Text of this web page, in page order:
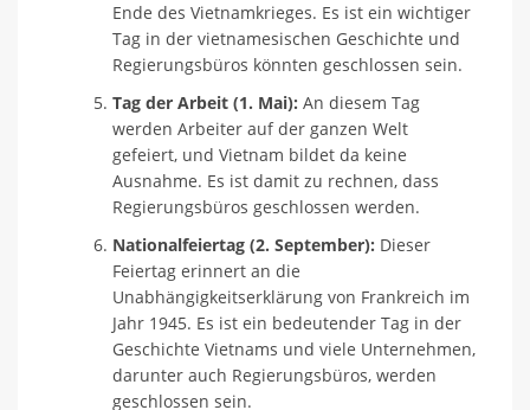
Ende des Vietnamkrieges. Es ist ein wichtiger
Tag in der vietnamesischen Geschichte und
Regierungsbüros könnten geschlossen sein.
Tag der Arbeit (1. Mai): An diesem Tag
werden Arbeiter auf der ganzen Welt
gefeiert, und Vietnam bildet da keine
Ausnahme. Es ist damit zu rechnen, dass
Regierungsbüros geschlossen werden.
Nationalfeiertag (2. September): Dieser
Feiertag erinnert an die
Unabhängigkeitserklärung von Frankreich im
Jahr 1945. Es ist ein bedeutender Tag in der
Geschichte Vietnams und viele Unternehmen,
darunter auch Regierungsbüros, werden
geschlossen sein.